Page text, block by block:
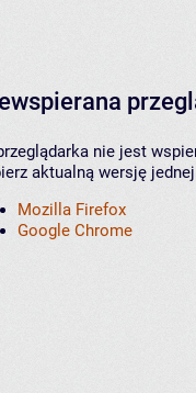
nie jest
aktualną wersję
Mozilla Firefox
Google Chrome